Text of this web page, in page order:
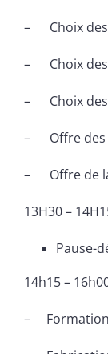
– Choix
– Choix des
– Choix des
– Offre des
– Offre de
13H30 –
Pause-
14h15 –
–